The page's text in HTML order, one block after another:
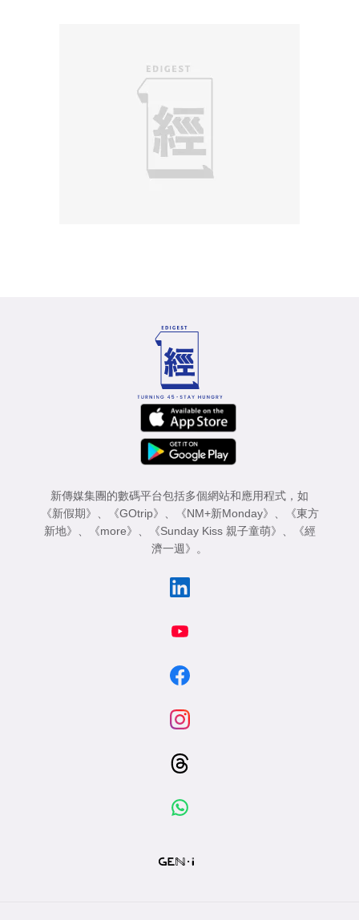
新傳媒集團的數碼平台包括多個網站和應用程式，如
《新假期》
《GOtrip》 《NM+新Monday》
《東方
新地》
《more》 《Sunday Kiss 親子童萌》
《經
濟一週》
。